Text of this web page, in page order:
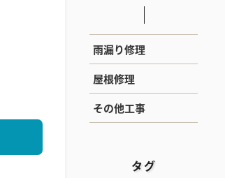
雨漏り修理
屋根修理
その他工事
タグ